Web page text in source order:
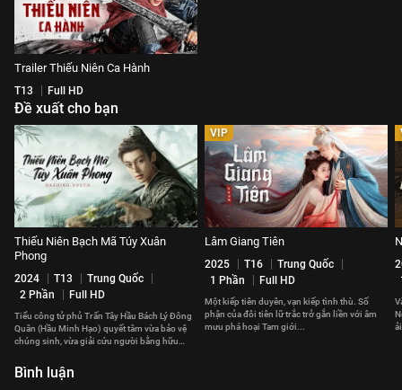
Trailer Thiếu Niên Ca Hành
T13 Full HD
Đề xuất cho bạn
Thiếu Niên Bạch Mã Túy Xuân
Phong
2024 T13
Trung Quốc
2 Phần
Full HD
Tiểu công tử phủ Trấn Tây Hầu Bách Lý Đông
Quân (Hầu Minh Hạo) quyết tâm vừa bảo vệ
chúng sinh, vừa giải cứu người bằng hữu
VIP
Lâm Giang Tiên
2025 T16
Trung Quốc
1 Phần
Full HD
Một kiếp tiên duyên, vạn kiếp tình thù. Số
phận của đôi tiên lữ trắc trở gắn liền với âm
mưu phá hoại Tam giới...
Bình luận